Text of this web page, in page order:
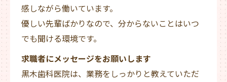
感しながら働いています。
優しい先輩ばかりなので、分からないことはいつ
でも聞ける環境です。
求職者にメッセージをお願いします
黒木歯科医院は、業務をしっかりと教えていただ